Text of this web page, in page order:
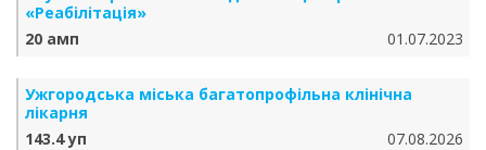
«Реабілітація»
20 амп
01.07.2023
Ужгородська міська багатопрофільна клінічна
лікарня
143.4 уп
07.08.2026